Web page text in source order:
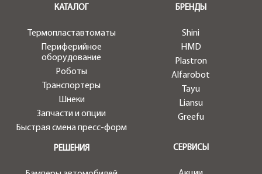
КАТАЛОГ
Термопластавтоматы
Периферийное
оборудование
Роботы
Транспортеры
Шнеки
Запчасти и опции
Быстрая смена пресс-форм
БРЕНДЫ
Shini
HMD
Plastron
Alfarobot
Tayu
Liansu
Greefu
СЕРВИСЫ
РЕШЕНИЯ